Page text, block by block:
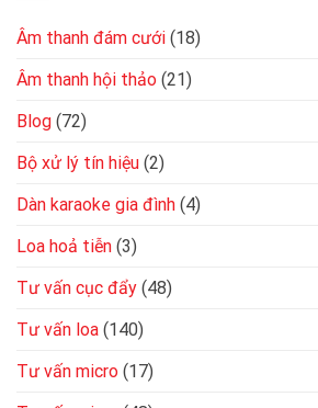
Âm thanh đám cưới (18)
Âm thanh hội thảo (21)
Blog (72)
Bộ xử lý tín hiệu (2)
Dàn karaoke gia đình (4)
Loa hoả tiễn (3)
Tư vấn cục đẩy (48)
Tư vấn loa (140)
Tư vấn micro (17)